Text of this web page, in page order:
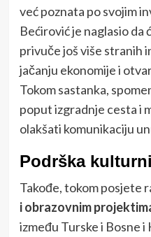
već poznata po svojim
Bećirović je naglasio da
privuče još više stranih
jačanju ekonomije i
Tokom sastanka,
poput izgradnje cesta i
olakšati komunikaciju
Podrška
Takođe, tokom posjete
i obrazovnim
između Turske i Bosne